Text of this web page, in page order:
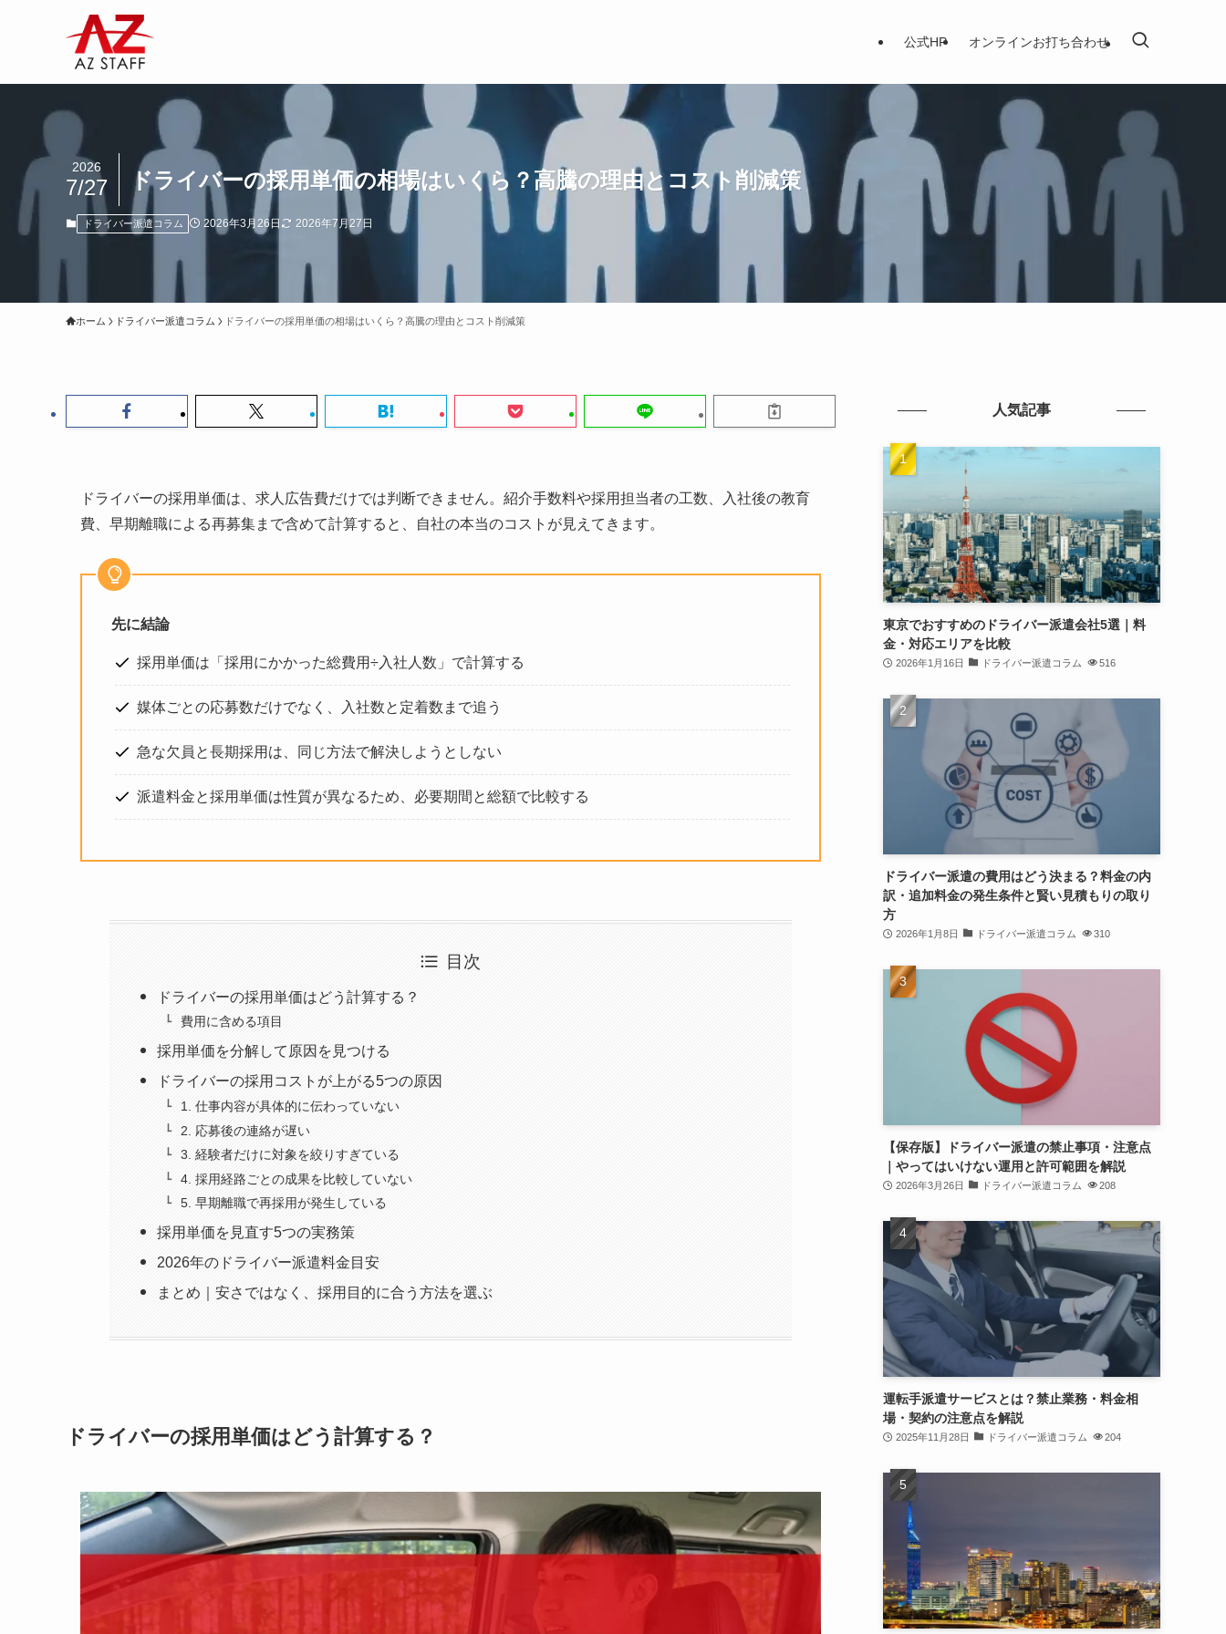
公式HP オンラインお打ち合わせ
ドライバーの採用単価の相場はいくら？高騰の理由とコスト削減策
2026
7/27
ドライバー派遣コラム 2026年3月26日 2026年7月27日
ホーム ドライバー派遣コラム ドライバーの採用単価の相場はいくら？高騰の理由とコスト削減策
ドライバーの採用単価は、求人広告費だけでは判断できません。紹介手数料や採用担当者の工数、入社後の教育
費、早期離職による再募集まで含めて計算すると、自社の本当のコストが見えてきます。
先に結論
採用単価は「採用にかかった総費用÷入社人数」で計算する
媒体ごとの応募数だけでなく、入社数と定着数まで追う
急な欠員と長期採用は、同じ方法で解決しようとしない
派遣料金と採用単価は性質が異なるため、必要期間と総額で比較する
目次
ドライバーの採用単価はどう計算する？
費用に含める項目
採用単価を分解して原因を見つける
ドライバーの採用コストが上がる5つの原因
1. 仕事内容が具体的に伝わっていない
2. 応募後の連絡が遅い
3. 経験者だけに対象を絞りすぎている
4. 採用経路ごとの成果を比較していない
5. 早期離職で再採用が発生している
採用単価を見直す5つの実務策
2026年のドライバー派遣料金目安
まとめ｜安さではなく、採用目的に合う方法を選ぶ
ドライバーの採用単価はどう計算する？
人気記事
東京でおすすめのドライバー派遣会社5選｜料
金・対応エリアを比較
2026年1月16日 ドライバー派遣コラム 516
ドライバー派遣の費用はどう決まる？料金の内
訳・追加料金の発生条件と賢い見積もりの取り
方
2026年1月8日 ドライバー派遣コラム 310
【保存版】ドライバー派遣の禁止事項・注意点
｜やってはいけない運用と許可範囲を解説
2026年3月26日 ドライバー派遣コラム 208
運転手派遣サービスとは？禁止業務・料金相
場・契約の注意点を解説
2025年11月28日 ドライバー派遣コラム 204